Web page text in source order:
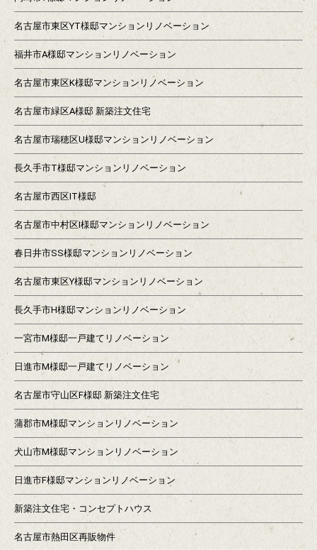
名古屋市東区YT様邸マンションリノベーション
福井市A様邸マンションリノベーション
名古屋市東区K様邸マンションリノベーション
名古屋市緑区A様邸 新築注文住宅
名古屋市瑞穂区U様邸マンションリノベーション
長久手市T様邸マンションリノベーション
名古屋市西区IT様邸
名古屋市中村区I様邸マンションリノベーション
春日井市SS様邸マンションリノベーション
名古屋市東区Y様邸マンションリノベーション
長久手市H様邸マンションリノベーション
一宮市M様邸一戸建てリノベーション
日進市M様邸一戸建てリノベーション
名古屋市守山区F様邸 新築注文住宅
蒲郡市M様邸マンションリノベーション
犬山市M様邸マンションリノベーション
日進市F様邸マンションリノベーション
新築注文住宅・コンセプトハウス
名古屋市熱田区再販物件